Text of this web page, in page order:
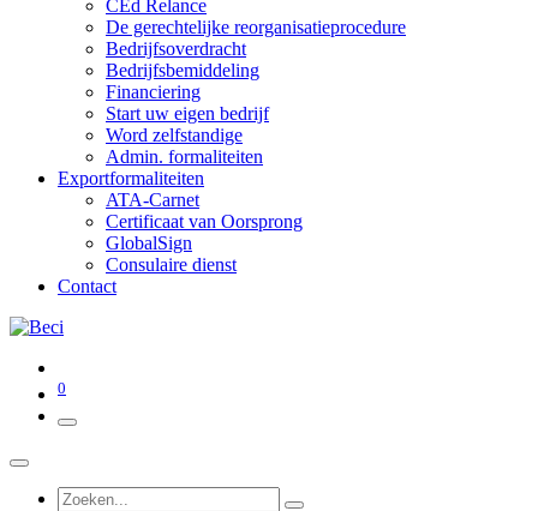
CEd Relance
De gerechtelijke reorganisatieprocedure
Bedrijfsoverdracht
Bedrijfsbemiddeling
Financiering
Start uw eigen bedrijf
Word zelfstandige
Admin. formaliteiten
Exportformaliteiten
ATA-Carnet
Certificaat van Oorsprong
GlobalSign
Consulaire dienst
Contact
0